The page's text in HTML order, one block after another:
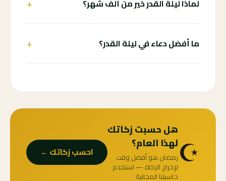
لماذا ليلة القدر خير من ألف شهر؟
ما أفضل دعاء في ليلة القدر؟ +
☪️هل حسبت زكاتك
لهذا العام؟
رمضان هو أفضل وقت
لإخراج الزكاة — استخدم
حاسبتنا المجانية
احسب زكاتك ←